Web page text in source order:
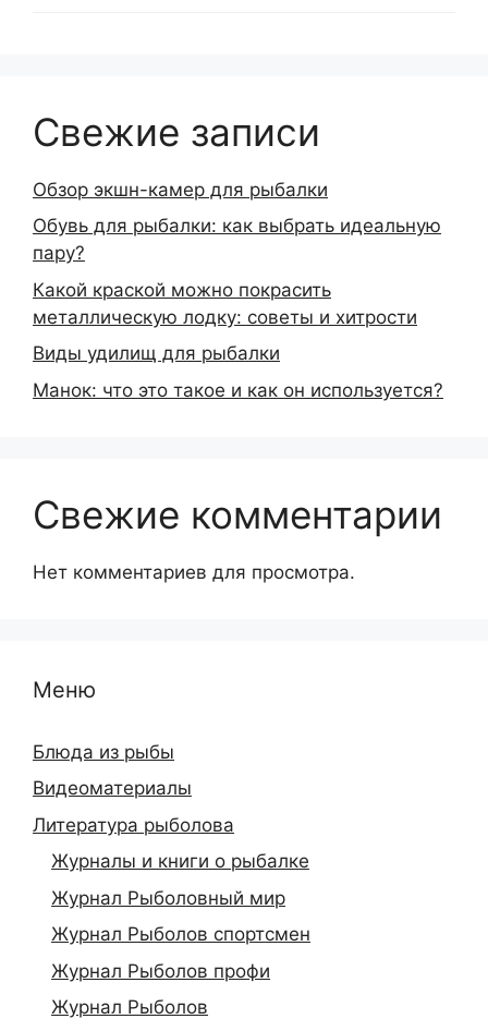
Свежие записи
Обзор экшн-камер для рыбалки
Обувь для рыбалки: как выбрать идеальную
пару?
Какой краской можно покрасить
металлическую лодку: советы и хитрости
Виды удилищ для рыбалки
Манок: что это такое и как он используется?
Свежие комментарии
Нет комментариев для просмотра.
Меню
Блюда из рыбы
Видеоматериалы
Литература рыболова
Журналы и книги о рыбалке
Журнал Рыболовный мир
Журнал Рыболов спортсмен
Журнал Рыболов профи
Журнал Рыболов